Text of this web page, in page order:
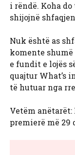
i rëndë. Koha
shijojnë
Nuk është as
komente
e fundit e lojës
quajtur What’s
të hutuar nga
Vetëm anëtarët:
premierë më